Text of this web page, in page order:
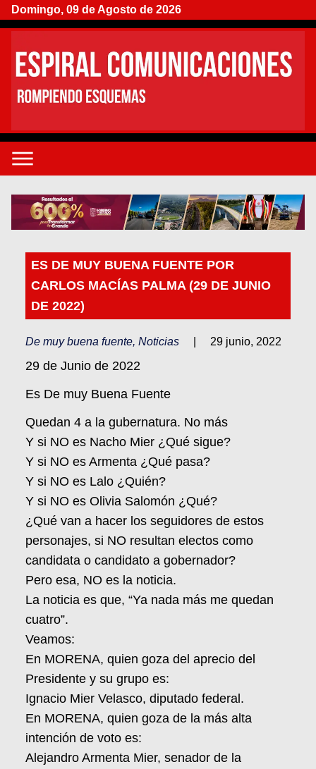
Domingo, 09 de Agosto de 2026
ES DE MUY BUENA FUENTE POR
CARLOS MACÍAS PALMA (29 DE JUNIO
DE 2022)
De muy buena fuente, Noticias 29 junio, 2022
29 de Junio de 2022
Es De muy Buena Fuente
Quedan 4 a la gubernatura. No más
Y si NO es Nacho Mier ¿Qué sigue?
Y si NO es Armenta ¿Qué pasa?
Y si NO es Lalo ¿Quién?
Y si NO es Olivia Salomón ¿Qué?
¿Qué van a hacer los seguidores de estos
personajes, si NO resultan electos como
candidata o candidato a gobernador?
Pero esa, NO es la noticia.
La noticia es que, “Ya nada más me quedan
cuatro”.
Veamos:
En MORENA, quien goza del aprecio del
Presidente y su grupo es:
Ignacio Mier Velasco, diputado federal.
En MORENA, quien goza de la más alta
intención de voto es:
Alejandro Armenta Mier, senador de la